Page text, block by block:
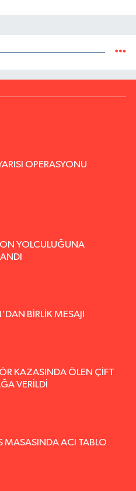
OPERASYONU
YOLCULUĞUNA
BİRLİK MESAJI
KAZASINDA ÖLEN ÇİFT
VERİLDİ
MASASINDA ACI TABLO